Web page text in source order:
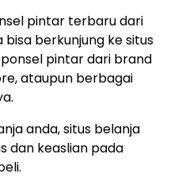
pintar terbaru dari
berkunjung ke situs
pintar dari brand
ataupun berbagai
anda, situs belanja
dan keaslian pada